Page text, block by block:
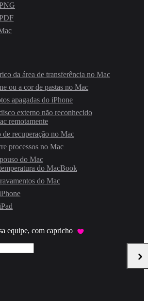
da área de transferência no Mac
ou a cor de pastas no Mac
apagadas do iPhone
externo não reconhecido
remotamente
de recuperação no Mac
processos no Mac
do Mac
do MacBook
do Mac
equipe, com capricho